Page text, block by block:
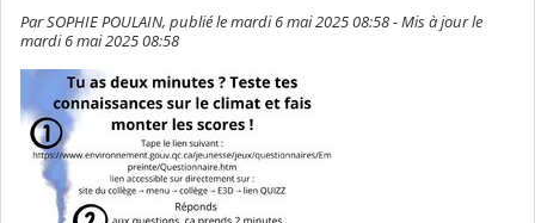
Par SOPHIE POULAIN, publié le mardi 6 mai 2025 08:58 - Mis à jour le
mardi 6 mai 2025 08:58